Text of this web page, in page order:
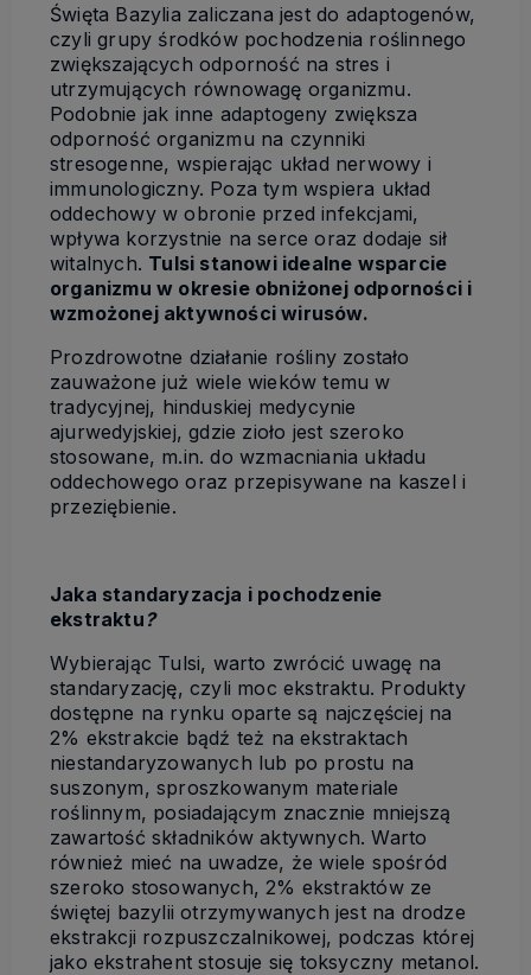
Święta Bazylia zaliczana jest do adaptogenów,
czyli grupy środków pochodzenia roślinnego
zwiększających odporność na stres i
utrzymujących równowagę organizmu.
Podobnie jak inne adaptogeny zwiększa
odporność organizmu na czynniki
stresogenne, wspierając układ nerwowy i
immunologiczny. Poza tym wspiera układ
oddechowy w obronie przed infekcjami,
wpływa korzystnie na serce oraz dodaje sił
witalnych. Tulsi stanowi idealne wsparcie
organizmu w okresie obniżonej odporności i
wzmożonej aktywności wirusów.
Prozdrowotne działanie rośliny zostało
zauważone już wiele wieków temu w
tradycyjnej, hinduskiej medycynie
ajurwedyjskiej, gdzie zioło jest szeroko
stosowane, m.in. do wzmacniania układu
oddechowego oraz przepisywane na kaszel i
przeziębienie.
Jaka standaryzacja i pochodzenie
ekstraktu ?
Wybierając Tulsi, warto zwrócić uwagę na
standaryzację, czyli moc ekstraktu. Produkty
dostępne na rynku oparte są najczęściej na
2% ekstrakcie bądź też na ekstraktach
niestandaryzowanych lub po prostu na
suszonym, sproszkowanym materiale
roślinnym, posiadającym znacznie mniejszą
zawartość składników aktywnych. Warto
również mieć na uwadze, że wiele spośród
szeroko stosowanych, 2% ekstraktów ze
świętej bazylii otrzymywanych jest na drodze
ekstrakcji rozpuszczalnikowej, podczas której
jako ekstrahent stosuje się toksyczny metanol.